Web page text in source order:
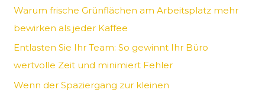
:Warum frische Grünflächen am Arbeitsplatz mehr
bewirken als jeder Kaffee
Entlasten Sie Ihr Team: So gewinnt Ihr Büro
wertvolle Zeit und minimiert Fehler
Wenn der Spaziergang zur kleinen